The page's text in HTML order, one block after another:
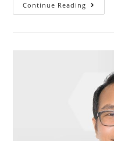
Continue Reading